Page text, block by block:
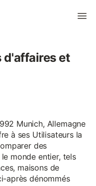
d'affaires et
Munich, Allemagne
à ses Utilisateurs la
des
monde entier, tels
maisons de
après dénommés